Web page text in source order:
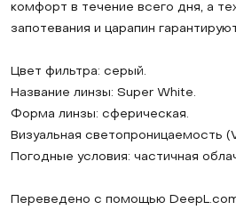
комфорт в течение всего дня, а
запотевания и царапин
Цвет фильтра: серый.
Название линзы: Super White.
Форма линзы: сферическая.
Визуальная светопроницаемость
Погодные условия: частичная
Переведено с помощью